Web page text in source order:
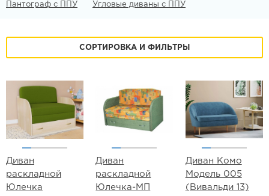
Пантограф с ППУ
Угловые диваны с ППУ
СОРТИРОВКА И ФИЛЬТРЫ
Диван
раскладной
Юлечка
Диван
раскладной
Юлечка-МП
Диван Комо
Модель 005
(Вивальди 13)